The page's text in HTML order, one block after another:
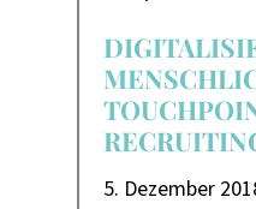
5. Dezember